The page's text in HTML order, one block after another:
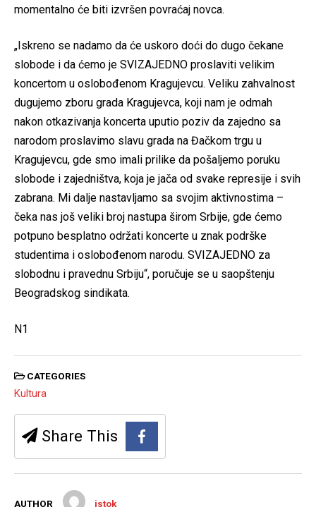
momentalno će biti izvršen povraćaj novca.
„Iskreno se nadamo da će uskoro doći do dugo čekane
slobode i da ćemo je SVIZAJEDNO proslaviti velikim
koncertom u oslobođenom Kragujevcu. Veliku zahvalnost
dugujemo zboru grada Kragujevca, koji nam je odmah
nakon otkazivanja koncerta uputio poziv da zajedno sa
narodom proslavimo slavu grada na Đačkom trgu u
Kragujevcu, gde smo imali prilike da pošaljemo poruku
slobode i zajedništva, koja je jača od svake represije i svih
zabrana. Mi dalje nastavljamo sa svojim aktivnostima –
čeka nas još veliki broj nastupa širom Srbije, gde ćemo
potpuno besplatno održati koncerte u znak podrške
studentima i oslobođenom narodu. SVIZAJEDNO za
slobodnu i pravednu Srbiju“, poručuje se u saopštenju
Beogradskog sindikata.
N1
CATEGORIES
Kultura
Share This
AUTHOR istok